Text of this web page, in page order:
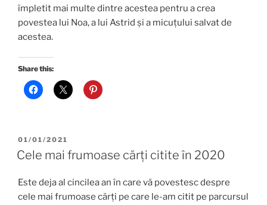
împletit mai multe dintre acestea pentru a crea
povestea lui Noa, a lui Astrid și a micuțului salvat de
acestea.
Share this:
POSTED
ON
01/01/2021
Cele mai frumoase cărți citite în 2020
Este deja al cincilea an în care vă povestesc despre
cele mai frumoase cărți pe care le-am citit pe parcursul